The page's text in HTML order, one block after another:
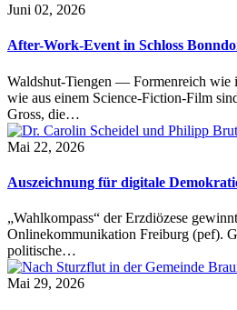
Juni 02, 2026
After-Work-Event in Schloss
Waldshut-Tiengen — Formenreich wie
wie aus einem Science-Fiction-Film
Gross, die…
Mai 22, 2026
Auszeichnung für digitale
„Wahlkompass“ der Erzdiözese
Onlinekommunikation Freiburg (pef).
politische…
Mai 29, 2026